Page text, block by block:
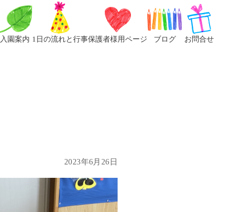
入園案内 1日の流れと行事保護者様用ページ ブログ お問合せ
2023年6月26日